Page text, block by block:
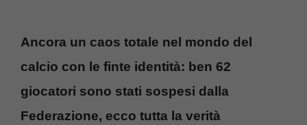
Ancora un caos totale nel mondo del
calcio con le finte identità: ben 62
giocatori sono stati sospesi dalla
Federazione, ecco tutta la verità